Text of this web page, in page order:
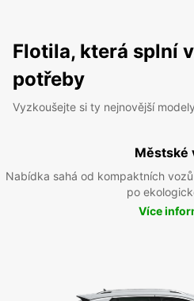
Flotila, která splní
potřeby
Vyzkoušejte si ty nejnovější
Městské
Nabídka sahá od kompaktních
po
Více